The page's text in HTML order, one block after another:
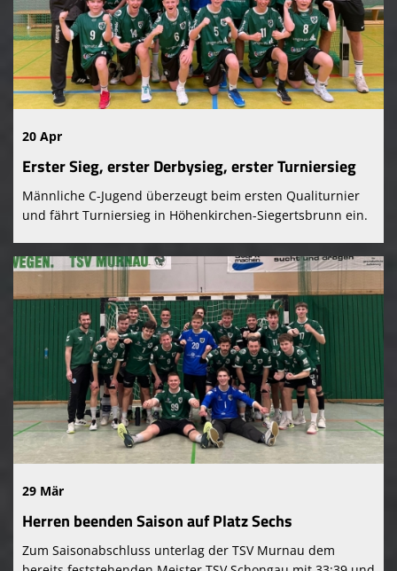
20 Apr
Erster Sieg, erster Derbysieg, erster Turniersieg
Männliche C-Jugend überzeugt beim ersten Qualiturnier
und fährt Turniersieg in Höhenkirchen-Siegertsbrunn ein.
29 Mär
Herren beenden Saison auf Platz Sechs
Zum Saisonabschluss unterlag der TSV Murnau dem